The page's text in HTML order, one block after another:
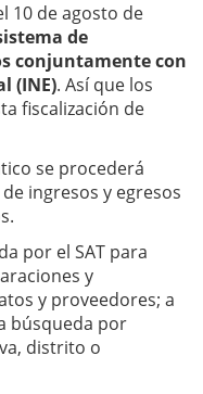
10 de agosto de
de
conjuntamente con
(INE). Así que los
fiscalización de
se procederá
ingresos y egresos
por el SAT para
y
y proveedores; a
búsqueda por
distrito o